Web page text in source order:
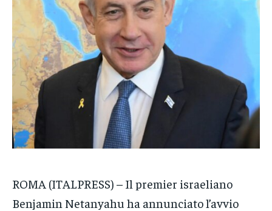
POLITICA
ECONOMIA
SPORT
GRUPPO
POLITICA
ECONOMIA
SPORT
GRUPPO
CONTATTI
POLITICA
ECONOMIA
SPORT
GRUPPO
CONTATTI
ROMA (ITALPRESS) – Il premier israeliano
Benjamin Netanyahu ha annunciato l’avvio